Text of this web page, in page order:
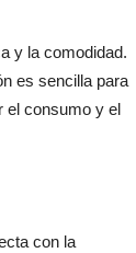
y la comodidad.
es sencilla para
el consumo y el
con la